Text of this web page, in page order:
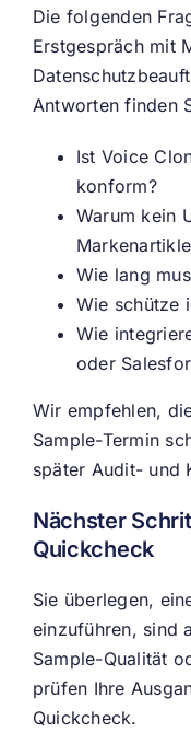
Die folgenden
Erstgespräch mit
Antworten finden
Ist Voice
konform?
Warum kein
Wie lang
Wie schütze
Wie
oder
Wir empfehlen,
Sample-Termin
später Audit- und
Nächster
Quickcheck
Sie überlegen,
einzuführen, sind
Sample-Qualität
prüfen Ihre
Quickcheck.